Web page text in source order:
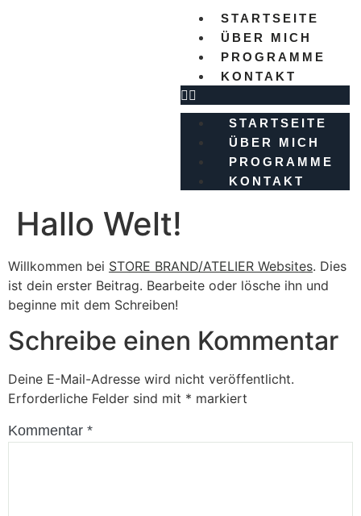
STARTSEITE
ÜBER MICH
PROGRAMME
KONTAKT
STARTSEITE
ÜBER MICH
PROGRAMME
KONTAKT
Hallo Welt!
Willkommen bei STORE BRAND/ATELIER Websites. Dies
ist dein erster Beitrag. Bearbeite oder lösche ihn und
beginne mit dem Schreiben!
Schreibe einen Kommentar
Deine E-Mail-Adresse wird nicht veröffentlicht.
Erforderliche Felder sind mit * markiert
Kommentar *